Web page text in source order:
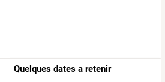
Quelques dates a retenir